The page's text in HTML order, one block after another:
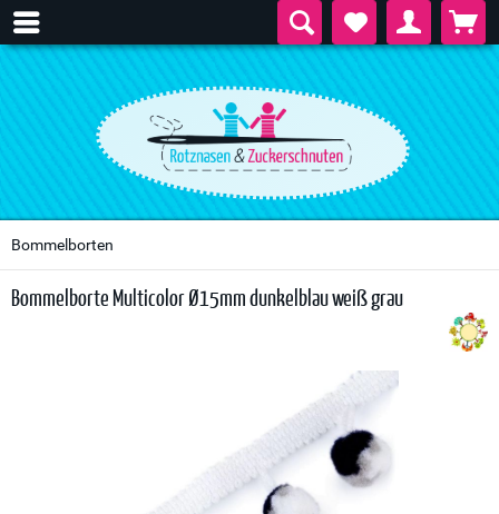
Bommelborten
Bommelborte Multicolor Ø15mm dunkelblau weiß grau